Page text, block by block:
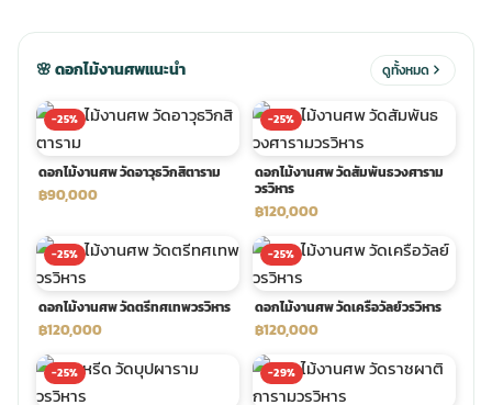
ดอกไม้งานศพ ปากคลองตลาด
ร้านดอกไม้งานศพ ใกล้ฉัน
ดอกไม้งานศพ ราคาถูก
จัดดอกไม้งานศพ ราคา
ดอกไม้งานศพ ส่งฟรี
สั่งพวงหรีด ออนไลน์
ส่งพวงหรีด ด่วน กรุงเทพ
ร้านพวงหรีด กรุงเทพ ส่งฟรี
พวงหรีด ปากคลองตลาด ราคา
พวงหรีด ส่งด่วน วันนี้
ะดับเมรุ
มรุ ออนไลน์
มรุ ส่งด่วน
น้าเมรุ กรุงเทพ
🌸 ดอกไม้งานศพแนะนำ ดูทั้งหมด
-25%
ดอกไม้งานศพ วัดอาวุธวิกสิตาราม
฿90,000
-25%
ดอกไม้งานศพ วัดสัมพันธวงศาราม
วรวิหาร
฿120,000
-25%
ดอกไม้งานศพ วัดตรีทศเทพวรวิหาร
฿120,000
-25%
ดอกไม้งานศพ วัดเครือวัลย์วรวิหาร
฿120,000
-25% -29%